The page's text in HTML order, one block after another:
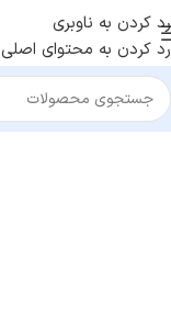
رد کردن به ناوبری
رد کردن به محتوای اصلی